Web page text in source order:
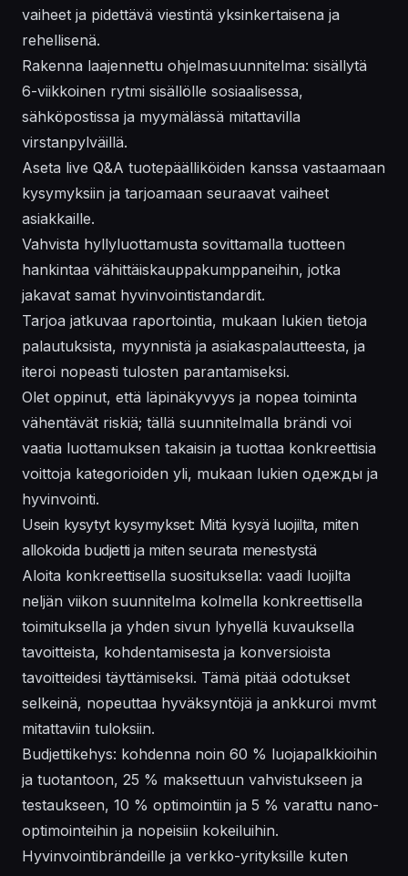
vaiheet ja pidettävä viestintä yksinkertaisena ja
rehellisenä.
Rakenna laajennettu ohjelmasuunnitelma: sisällytä
6-viikkoinen rytmi sisällölle sosiaalisessa,
sähköpostissa ja myymälässä mitattavilla
virstanpylväillä.
Aseta live Q&A tuotepäälliköiden kanssa vastaamaan
kysymyksiin ja tarjoamaan seuraavat vaiheet
asiakkaille.
Vahvista hyllyluottamusta sovittamalla tuotteen
hankintaa vähittäiskauppakumppaneihin, jotka
jakavat samat hyvinvointistandardit.
Tarjoa jatkuvaa raportointia, mukaan lukien tietoja
palautuksista, myynnistä ja asiakaspalautteesta, ja
iteroi nopeasti tulosten parantamiseksi.
Olet oppinut, että läpinäkyvyys ja nopea toiminta
vähentävät riskiä; tällä suunnitelmalla brändi voi
vaatia luottamuksen takaisin ja tuottaa konkreettisia
voittoja kategorioiden yli, mukaan lukien одежды ja
hyvinvointi.
Usein kysytyt kysymykset: Mitä kysyä luojilta, miten
allokoida budjetti ja miten seurata menestystä
Aloita konkreettisella suosituksella: vaadi luojilta
neljän viikon suunnitelma kolmella konkreettisella
toimituksella ja yhden sivun lyhyellä kuvauksella
tavoitteista, kohdentamisesta ja konversioista
tavoitteidesi täyttämiseksi. Tämä pitää odotukset
selkeinä, nopeuttaa hyväksyntöjä ja ankkuroi mvmt
mitattaviin tuloksiin.
Budjettikehys: kohdenna noin 60 % luojapalkkioihin
ja tuotantoon, 25 % maksettuun vahvistukseen ja
testaukseen, 10 % optimointiin ja 5 % varattu nano-
optimointeihin ja nopeisiin kokeiluihin.
Hyvinvointibrändeille ja verkko-yrityksille kuten